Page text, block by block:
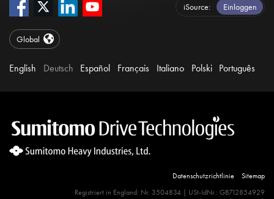
iSource Einloggen
Global
English Deutsch Español Français Italiano Polski Português
Datenschutzrichtlinie
Sitemap
Registriert in England: Nr. 3504834 | USt-IdNr.: GB712854929
Site Search 360 Error:There is no input element for the